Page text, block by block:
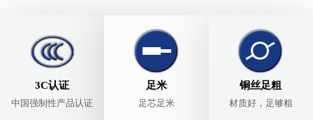
3C认证
中国强制性产品认证
足米
足芯足米
铜丝足粗
材质好，足够粗